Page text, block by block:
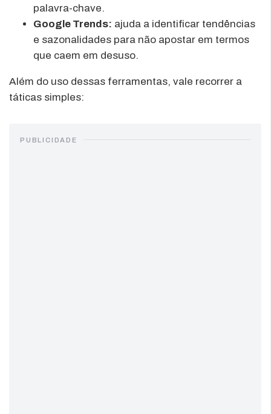
palavra-chave.
Google Trends: ajuda a identificar tendências
e sazonalidades para não apostar em termos
que caem em desuso.
Além do uso dessas ferramentas, vale recorrer a
táticas simples:
PUBLICIDADE